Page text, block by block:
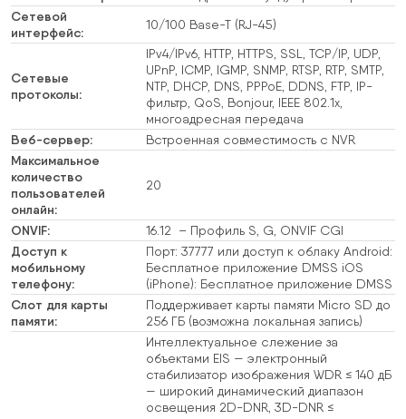
Сетевой
интерфейс:
10/100 Base-T (RJ-45)
Сетевые
протоколы:
IPv4/IPv6, HTTP, HTTPS, SSL, TCP/IP, UDP,
UPnP, ICMP, IGMP, SNMP, RTSP, RTP, SMTP,
NTP, DHCP, DNS, PPPoE, DDNS, FTP, IP-
фильтр, QoS, Bonjour, IEEE 802.1x,
многоадресная передача
Веб-сервер: Встроенная совместимость с NVR
Максимальное
количество
пользователей
онлайн:
20
ONVIF: 16.12 – Профиль S, G, ONVIF CGI
Доступ к
мобильному
телефону:
Порт: 37777 или доступ к облаку Android:
Бесплатное приложение DMSS iOS
(iPhone): Бесплатное приложение DMSS
Слот для карты
памяти:
Поддерживает карты памяти Micro SD до
256 ГБ (возможна локальная запись)
Интеллектуальное слежение за
объектами EIS — электронный
стабилизатор изображения WDR ≤ 140 дБ
— широкий динамический диапазон
освещения 2D-DNR, 3D-DNR ≤